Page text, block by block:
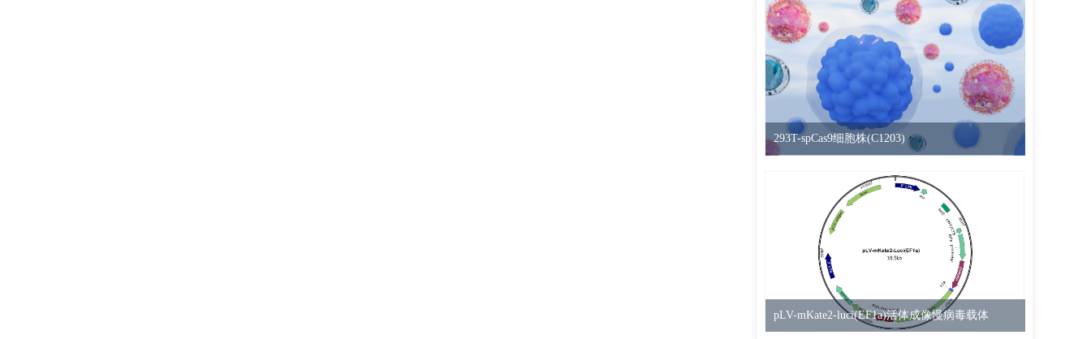
293T-spCas9细胞株(C1203)
pLV-mKate2-luci(EF1a)活体成像慢病毒载体